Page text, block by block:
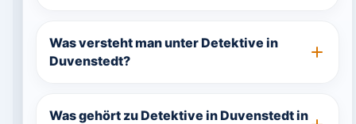
Was versteht man unter Detektive in
Duvenstedt?
Was gehört zu Detektive in Duvenstedt in